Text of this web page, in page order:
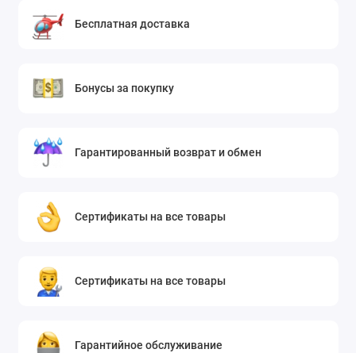
Бесплатная доставка
Бонусы за покупку
Гарантированный возврат и обмен
Сертификаты на все товары
Сертификаты на все товары
Гарантийное обслуживание